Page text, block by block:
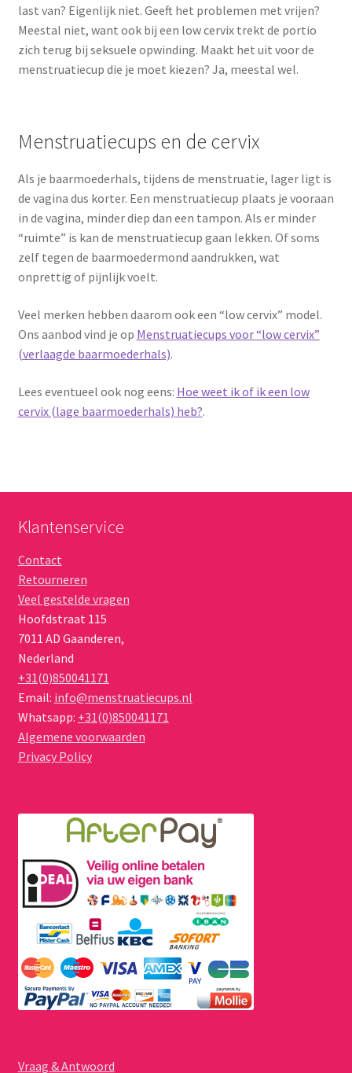
last van? Eigenlijk niet. Geeft het problemen met vrijen?
Meestal niet, want ook bij een low cervix trekt de portio
zich terug bij seksuele opwinding. Maakt het uit voor de
menstruatiecup die je moet kiezen? Ja, meestal wel.
Menstruatiecups en de cervix
Als je baarmoederhals, tijdens de menstruatie, lager ligt is
de vagina dus korter. Een menstruatiecup plaats je vooraan
in de vagina, minder diep dan een tampon. Als er minder
“ruimte” is kan de menstruatiecup gaan lekken. Of soms
zelf tegen de baarmoedermond aandrukken, wat
onprettig of pijnlijk voelt.
Veel merken hebben daarom ook een “low cervix” model.
Ons aanbod vind je op Menstruatiecups voor “low cervix”
(verlaagde baarmoederhals).
Lees eventueel ook nog eens: Hoe weet ik of ik een low
cervix (lage baarmoederhals) heb?.
Klantenservice
Contact
Retourneren
Veel gestelde vragen
Hoofdstraat 115
7011 AD Gaanderen,
Nederland
+31(0)850041171
Email: info@menstruatiecups.nl
Whatsapp: +31(0)850041171
Algemene voorwaarden
Privacy Policy
Vraag & Antwoord